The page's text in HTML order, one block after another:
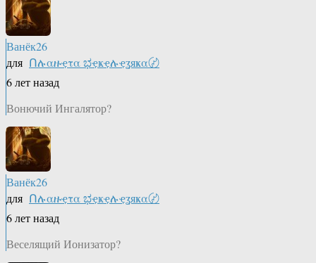
Ванёк26
для Ոሉαዙҿτα ಭҿҝҿሉҿʓяҝα〄
6 лет назад
Вонючий Ингалятор?
Ванёк26
для Ոሉαዙҿτα ಭҿҝҿሉҿʓяҝα〄
6 лет назад
Веселящий Ионизатор?